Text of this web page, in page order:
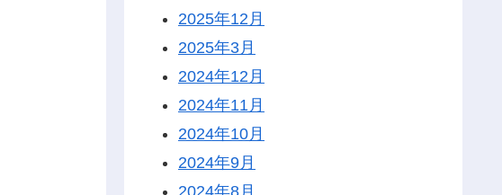
2025年12月
2025年3月
2024年12月
2024年11月
2024年10月
2024年9月
2024年8月